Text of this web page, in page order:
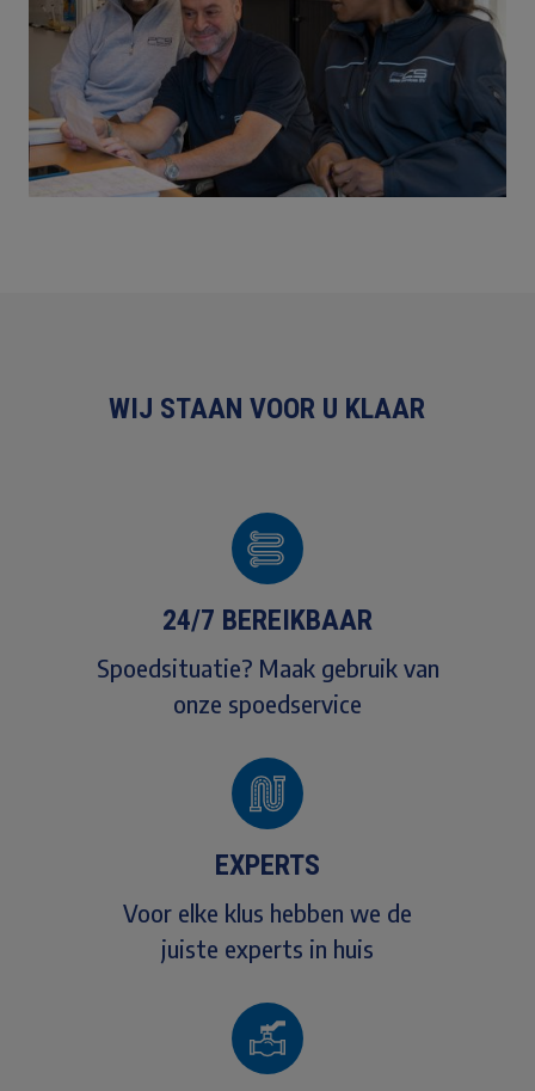
WIJ STAAN VOOR U KLAAR
24/7 BEREIKBAAR
Spoedsituatie? Maak gebruik van
onze spoedservice
EXPERTS
Voor elke klus hebben we de
juiste experts in huis